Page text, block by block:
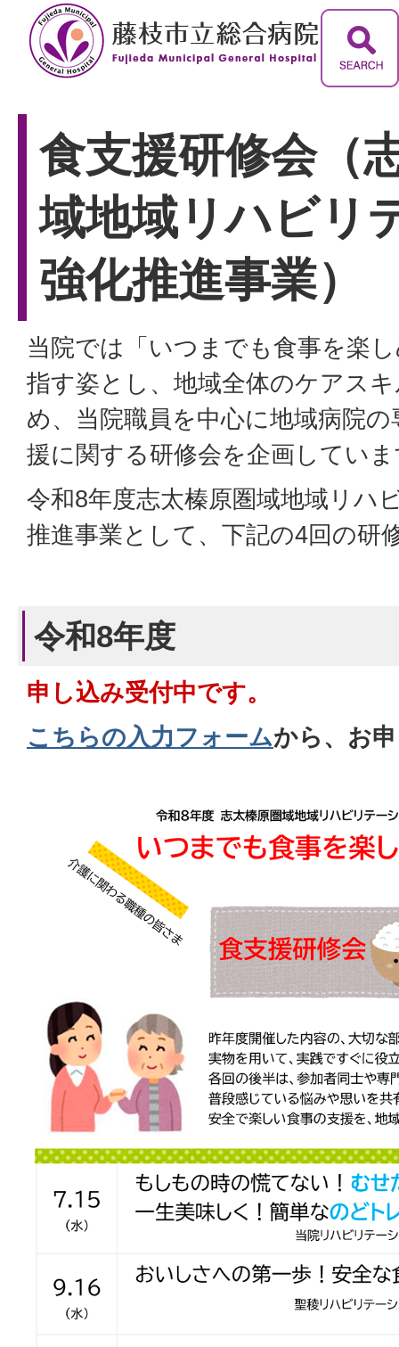
食支援研修会（
域地域リハビリ
強化推進事業）
当院では「いつまでも食事を楽
指す姿とし、地域全体のケアス
め、当院職員を中心に地域病院
援に関する研修会を企画してい
令和8年度志太榛原圏域地域リハ
推進事業として、下記の4回の研
令和8年度
申し込み受付中です。
こちらの入力フォームから、お